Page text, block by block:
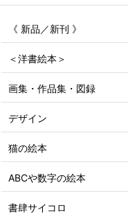
《 新品／新刊 》
＜洋書絵本＞
画集・作品集・図録
デザイン
猫の絵本
ABCや数字の絵本
書肆サイコロ